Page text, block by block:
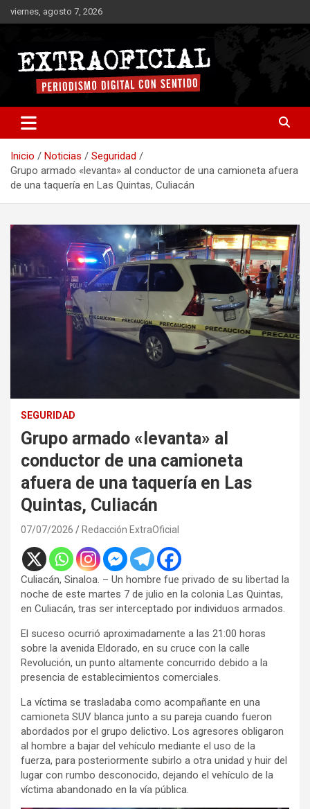
Saltar
al
viernes, agosto 7, 2026
Extraoficial
Inicio Noticias
Seguridad
Grupo armado «levanta» al conductor de una camioneta afuera
de una taquería en Las Quintas, Culiacán
SEGURIDAD
Grupo armado «levanta» al
conductor de una camioneta
afuera de una taquería en Las
Quintas, Culiacán
07/07/2026 Redacción ExtraOficial
Culiacán, Sinaloa. – Un hombre fue privado de su libertad la
noche de este martes 7 de julio en la colonia Las Quintas,
en Culiacán, tras ser interceptado por individuos armados.
El suceso ocurrió aproximadamente a las 21:00 horas
sobre la avenida Eldorado, en su cruce con la calle
Revolución, un punto altamente concurrido debido a la
presencia de establecimientos comerciales.
La víctima se trasladaba como acompañante en una
camioneta SUV blanca junto a su pareja cuando fueron
abordados por el grupo delictivo. Los agresores obligaron
al hombre a bajar del vehículo mediante el uso de la
fuerza, para posteriormente subirlo a otra unidad y huir del
lugar con rumbo desconocido, dejando el vehículo de la
víctima abandonado en la vía pública.